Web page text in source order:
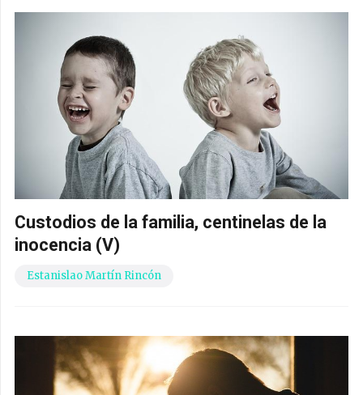
Custodios de la familia, centinelas de la
inocencia (V)
Estanislao Martín Rincón